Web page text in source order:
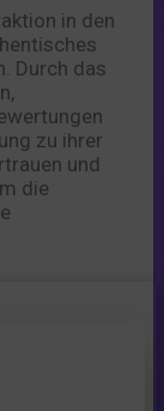
in den
Durch das
zu ihrer
und
die